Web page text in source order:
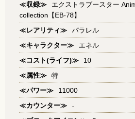
≪収録≫
エクストラブースター
collection【EB-78】
≪レアリティ≫
パラレル
≪キャラクター≫
エネル
≪コスト(ライフ)≫
10
≪属性≫
特
≪パワー≫
11000
≪カウンター≫
-